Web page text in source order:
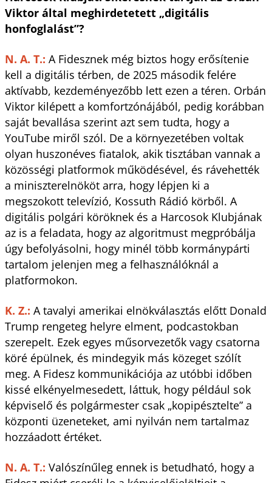
Viktor által meghirdetetett „digitális
honfoglalást”?
N. A. T.: A Fidesznek még biztos hogy erősítenie
kell a digitális térben, de 2025 második felére
aktívabb, kezdeményezőbb lett ezen a téren. Orbán
Viktor kilépett a komfortzónájából, pedig korábban
saját bevallása szerint azt sem tudta, hogy a
YouTube miről szól. De a környezetében voltak
olyan huszonéves fiatalok, akik tisztában vannak a
közösségi platformok működésével, és rávehették
a miniszterelnököt arra, hogy lépjen ki a
megszokott televízió, Kossuth Rádió körből. A
digitális polgári köröknek és a Harcosok Klubjának
az is a feladata, hogy az algoritmust meg­próbálja
úgy befolyásolni, hogy minél több kormánypárti
tartalom jelenjen meg a felhasználóknál a
platformokon.
K. Z.: A tavalyi amerikai elnökválasztás előtt Donald
Trump rengeteg helyre elment, podcastokban
szerepelt. Ezek egyes műsorvezetők vagy csatorna
köré épülnek, és mindegyik más közeget szólít
meg. A Fidesz kommunikációja az utóbbi időben
kissé elkényelmesedett, láttuk, hogy például sok
képviselő és polgármester csak „kopipésztelte” a
központi üzeneteket, ami nyilván nem tartalmaz
hozzáadott értéket.
N. A. T.: Valószínűleg ennek is betudható, hogy a